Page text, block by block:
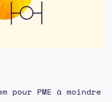
pour PME à moindre